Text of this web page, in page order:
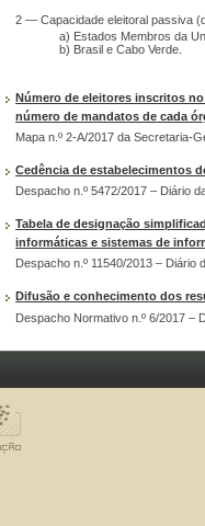
2 — Capacidade eleitoral passiva
a) Estados Membros da
b) Brasil e Cabo Verde.
Número de eleitores inscritos
número de mandatos de cada
Mapa n.º 2-A/2017 da Secretaria-
Cedência de estabelecimentos
Despacho n.º 5472/2017 – Diário
Tabela de designação
informáticas e sistemas de
Despacho n.º 11540/2013 – Diário
Difusão e conhecimento dos
Despacho Normativo n.º 6/2017 –